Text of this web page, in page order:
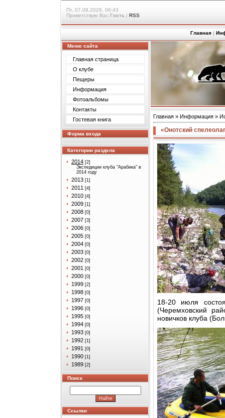
Пт, 07.08.2026, 06:43
Приветствую Вас Гость | RSS
Главная|
Меню сайта
Главная страница
О клубе
Пещеры
Информация
Фотоальбомы
Контакты
Гостевая книга
Форма входа
Категории раздела
2014 [2]
Экспедиции клуба "Арабика" в
2014 году
2013 [1]
2011 [4]
2010 [4]
2009 [1]
2008 [0]
2007 [3]
2006 [0]
2005 [0]
2004 [0]
2003 [0]
2002 [0]
2001 [0]
2000 [0]
1999 [2]
1998 [0]
1997 [0]
1996 [0]
1995 [0]
1994 [0]
1993 [0]
1992 [1]
1991 [0]
1990 [1]
1989 [2]
Поиск
Ссылки
Главная » Информация »
«Онотский
18-20 июля
(Черемховский
новичков клуба